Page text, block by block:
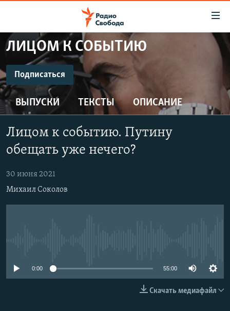
упрощенного
доступа
Вернуться
к
основному
содержанию
Вернутся
главной
Вернутся
поиску
ПРОГРАММЫ
ПОДКАСТЫ
АВТОРСКИЕ ПРОЕКТЫ
ЦИТАТЫ СВОБОДЫ
МНЕНИЯ
КУЛЬТУРА
КАВКАЗ.РЕАЛИИ
СЕВЕР.РЕАЛИИ
ЛИЦОМ К СОБЫТИЮ
Подписаться
ПОДПИСАТЬСЯ
Подписаться
ВЫПУСКИ ТЕКСТЫ ОПИСАНИЕ
Лицом к событию. Путину
обещать уже нечего?
30 июня 2021
Михаил Соколов
0:00 55:00
Скачать медиафайл